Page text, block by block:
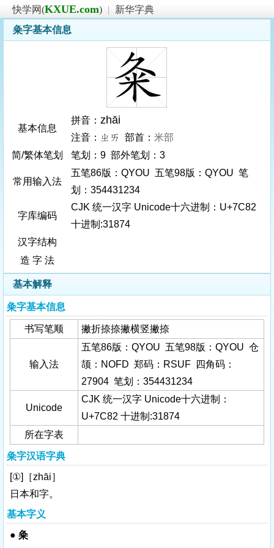
快学网(KXUE.com) |
新华字典
粂字基本信息
基本信息
拼音： zhāi
注音：ㄓㄞ 部首： 米部
简/繁体笔划
笔划：9 部外笔划：3
常用输入法
五笔86版：QYOU 五笔98版：QYOU 笔
划：354431234
字库编码
CJK 统一汉字 Unicode十六进制：U+7C82
十进制:31874
汉字结构
造 字 法
基本解释
粂字基本信息
书写笔顺 撇折捺捺撇横竖撇捺
输入法
五笔86版：QYOU 五笔98版：QYOU 仓
颉：NOFD 郑码：RSUF 四角码：
27904 笔划：354431234
Unicode
CJK 统一汉字 Unicode十六进制：
U+7C82 十进制:31874
所在字表
粂字汉语字典
[①]［zhāi］
日本和字。
基本字义
● 粂